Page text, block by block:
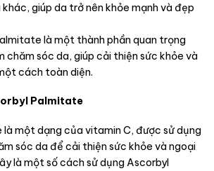
giúp da trở nên khỏe mạnh và đẹp
là một thành phần quan trọng
chăm sóc da, giúp cải thiện sức khỏe và
cách toàn diện.
Palmitate
một dạng của vitamin C, được sử dụng
sóc da để cải thiện sức khỏe và ngoại
là một số cách sử dụng Ascorbyl